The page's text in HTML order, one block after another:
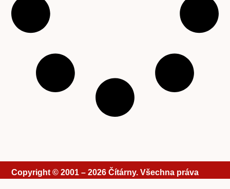
Copyright © 2001 – 2026 Čítárny. Všechna práva